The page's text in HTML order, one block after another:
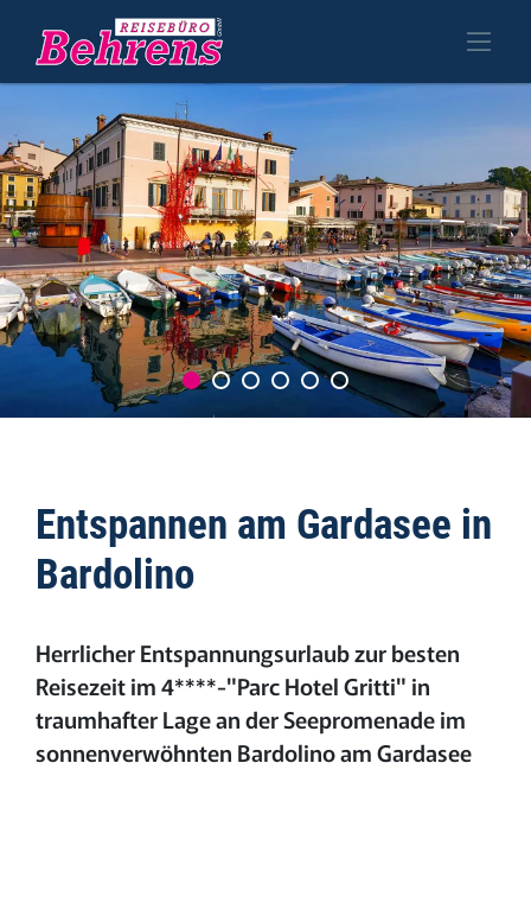
Entspannen am Gardasee in
Bardolino
Herrlicher Entspannungsurlaub zur besten
Reisezeit im 4****-"Parc Hotel Gritti" in
traumhafter Lage an der Seepromenade im
sonnenverwöhnten Bardolino am Gardasee